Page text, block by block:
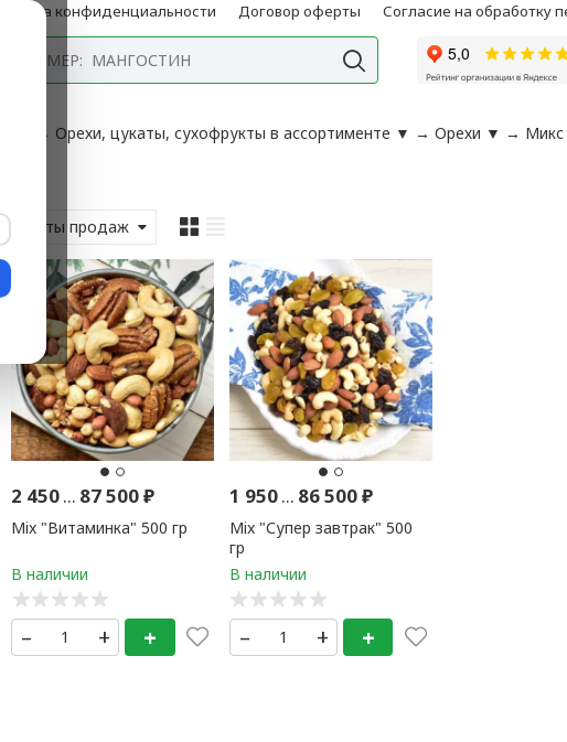
конфиденциальности Договор оферты Согласие на обработку
→ Орехи, цукаты, сухофрукты в ассортименте ▼ → Орехи ▼ → Микс
Хиты продаж
2 450... 87 500₽
Mix "Витаминка" 500 гр
– + +
1 950... 86 500₽
Mix "Супер завтрак" 500
гр
– + +